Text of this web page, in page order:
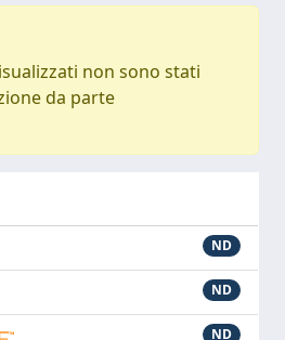
non sono stati
da parte
ND
ND
ND